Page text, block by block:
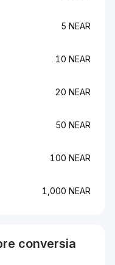
5 NEAR
10 NEAR
20 NEAR
50 NEAR
100 NEAR
1,000 NEAR
conversia